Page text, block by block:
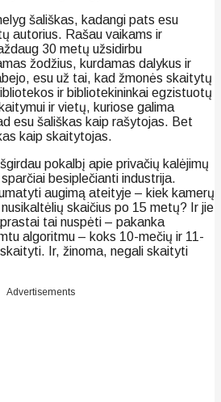
šališkas, kadangi pats esu
autorius. Rašau vaikams ir
30 metų užsidirbu
žodžius, kurdamas dalykus ir
esu už tai, kad žmonės skaitytų
ir bibliotekininkai egzistuotų
ir vietų, kuriose galima
esu šališkas kaip rašytojas. Bet
kaip skaitytojas.
pokalbį apie privačių kalėjimų
besiplečianti industrija.
augimą ateityje – kiek kamerų
skaičius po 15 metų? Ir jie
tai nuspėti – pakanka
algoritmu – koks 10-mečių ir 11-
Ir, žinoma, negali skaityti
Advertisements